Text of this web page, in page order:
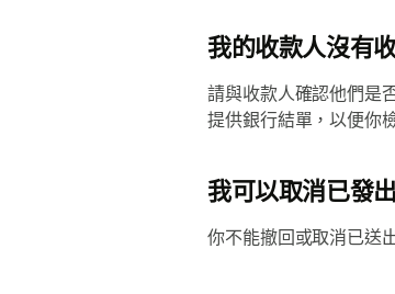
我的收款人沒有
請與收款人確認他們是
提供銀行結單，以便你
我可以取消已發
你不能撤回或取消已送